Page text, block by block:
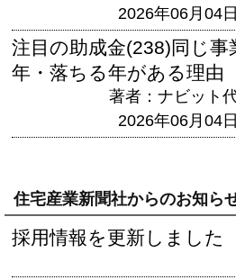
2026年06月04
注目の助成金(238)同じ事
年・落ちる年がある理由
著者：ナビット
2026年06月04
住宅産業新聞社からのお知ら
採用情報を更新しました